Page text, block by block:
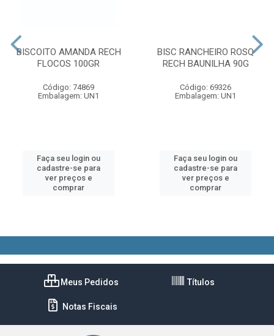
BISCOITO AMANDA RECH
FLOCOS 100GR
Código: 74869
Embalagem: UN1
Faça seu login ou
cadastre-se para
ver preços e
comprar
BISC RANCHEIRO ROSQ
RECH BAUNILHA 90G
Código: 69326
Embalagem: UN1
Faça seu login ou
cadastre-se para
ver preços e
comprar
Meus Pedidos Títulos
Notas Fiscais